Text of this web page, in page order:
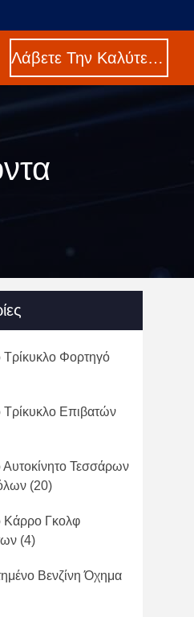
Λάβετε Την Καλύτερη Τιμή
Τρίκυκλο Φορτηγό
Τρίκυκλο Επιβατών
Αυτοκίνητο Τεσσάρων
(20)
Κάρρο Γκολφ
(4)
Βενζίνη Όχημα